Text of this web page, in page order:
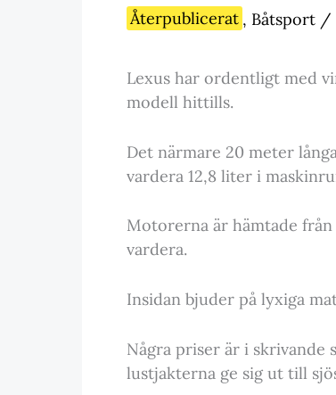
Återpublicerat , Båtsport /
Lexus har ordentligt med
modell hittills.
Det närmare 20 meter
vardera 12,8 liter i
Motorerna är hämtade
vardera.
Insidan bjuder på lyxiga
Några priser är i skrivande
lustjakterna ge sig ut till